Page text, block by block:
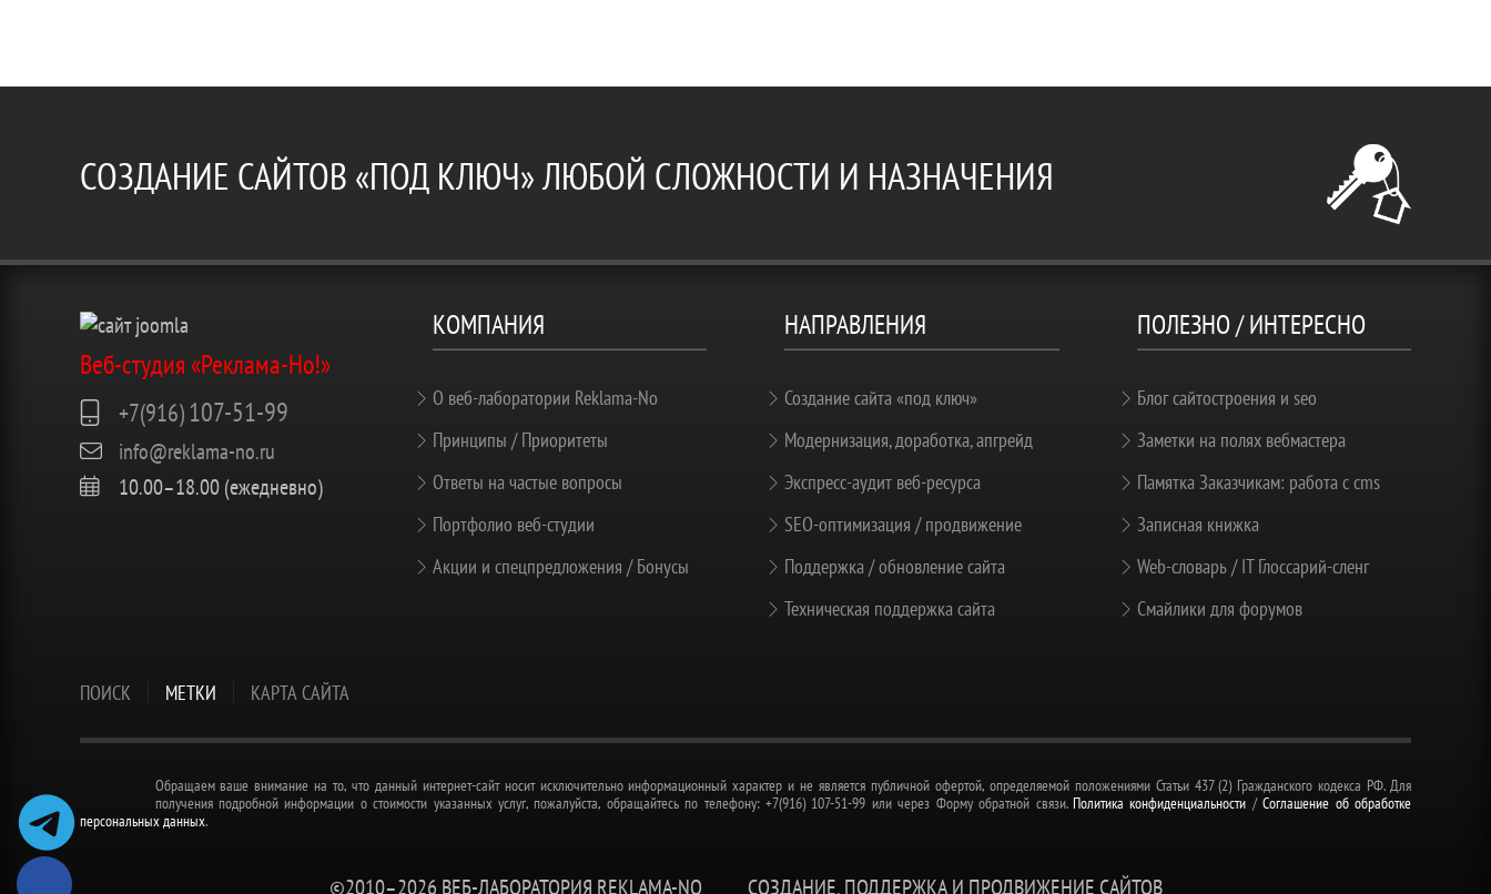
СОЗДАНИЕ САЙТОВ «ПОД КЛЮЧ» ЛЮБОЙ СЛОЖНОСТИ И НАЗНАЧЕНИЯ
Веб-студия «Реклама-Но!»
+7(916) 107-51-99
info@reklama-no.ru
10.00–18.00 (ежедневно)
КОМПАНИЯ
О веб-лаборатории Reklama-No
Принципы / Приоритеты
Ответы на частые вопросы
Портфолио веб-студии
Акции и спецпредложения / Бонусы
НАПРАВЛЕНИЯ
Создание сайта «под ключ»
Модернизация, доработка, апгрейд
Экспресс-аудит веб-ресурса
SEO-оптимизация / продвижение
Поддержка / обновление сайта
Техническая поддержка сайта
ПОЛЕЗНО / ИНТЕРЕСНО
Блог сайтостроения и seo
Заметки на полях вебмастера
Памятка Заказчикам: работа с cms
Записная книжка
Web-словарь / IT Глоссарий-сленг
Смайлики для форумов
ПОИСК МЕТКИ КАРТА САЙТА
Обращаем ваше внимание на то, что данный интернет-сайт носит исключительно информационный характер и не является публичной офертой, определяемой положениями Статьи 437 (2) Гражданского кодекса РФ. Для
получения подробной информации о стоимости указанных услуг, пожалуйста, обращайтесь по телефону: +7(916) 107-51-99 или через Форму обратной связи. Политика конфиденциальности /Соглашение об обработке
персональных данных.
©2010–2026 ВЕБ-ЛАБОРАТОРИЯ REKLAMA-NO СОЗДАНИЕ, ПОДДЕРЖКА И ПРОДВИЖЕНИЕ САЙТОВ